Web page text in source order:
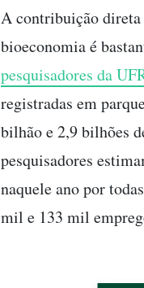
A contribuição direta
bioeconomia é
pesquisadores da
registradas em
bilhão e 2,9 bilhões
pesquisadores
naquele ano por
mil e 133 mil